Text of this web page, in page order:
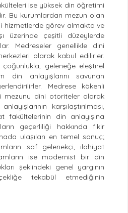
ise yüksek din öğretimi
Bu kurumlardan mezun olan
hizmetlerde görev almakta ve
üzerinde çeşitli düzeylerde
Medreseler genellikle dini
olarak kabul edilirler.
geleneğe eleştirel
din anlayışlarını savunan
Medrese kökenli
mezunu dini otoriteler olarak
karşılaştırılması,
fakültelerinin din anlayışına
geçerliliği hakkında fikir
ulaşılan en temel sonuç;
saf gelenekçi, ilahiyat
ise modernist bir din
şeklindeki genel yargının
tekabül etmediğinin